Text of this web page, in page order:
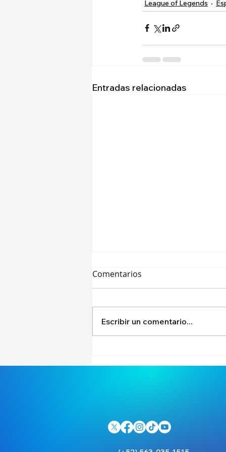
League of Legends
Entradas relacionadas
CORAZÓN DE BRASIL! Bilibili
Comentarios
Escribir un comentario...